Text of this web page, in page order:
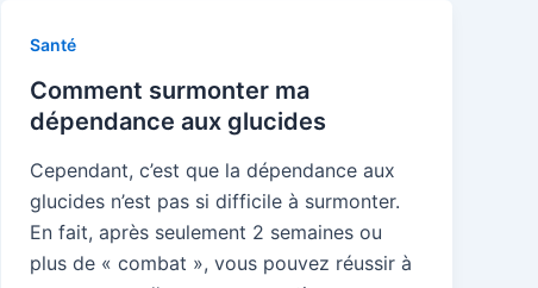
Santé
Comment surmonter ma
dépendance aux glucides
Cependant, c’est que la dépendance aux
glucides n’est pas si difficile à surmonter.
En fait, après seulement 2 semaines ou
plus de « combat », vous pouvez réussir à